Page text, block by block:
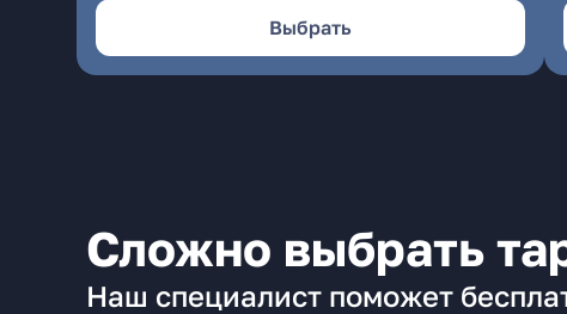
Выбрать
Сложно выбрать
Наш специалист поможет